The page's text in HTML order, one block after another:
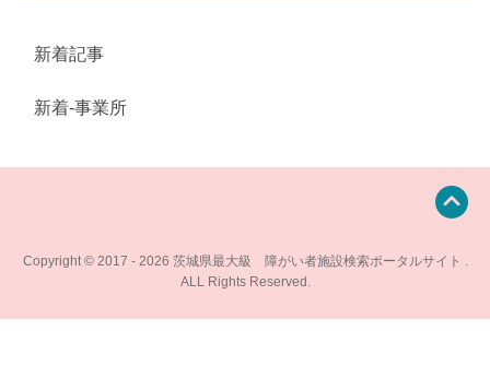
新着記事
新着-事業所
Copyright © 2017 - 2026 茨城県最大級 障がい者施設検索ポータルサイト .
ALL Rights Reserved.